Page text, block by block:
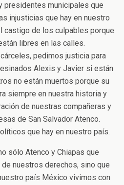
presidentes municipales que
injusticias que hay en nuestro
castigo de los culpables porque
libres en las calles.
pedimos justicia para
Alexis y Javier si están
no están muertos porque su
siempre en nuestra historia y
de nuestras compañeras y
de San Salvador Atenco.
que hay en nuestro país.
sólo Atenco y Chiapas que
nuestros derechos, sino que
país México vivimos con